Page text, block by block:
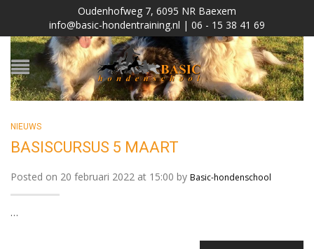
Oudenhofweg 7, 6095 NR Baexem
info@basic-hondentraining.nl | 06 - 15 38 41 69
NIEUWS
BASISCURSUS 5 MAART
Posted on 20 februari 2022 at 15:00 by Basic-hondenschool
…